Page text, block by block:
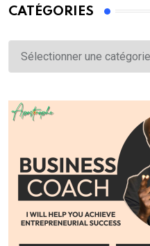
CATÉGORIES